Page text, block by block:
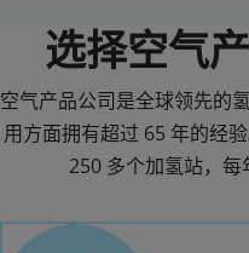
选择空气
空气产品公司是全球领先的
用方面拥有超过 65 年的经
250 多个加氢站，每